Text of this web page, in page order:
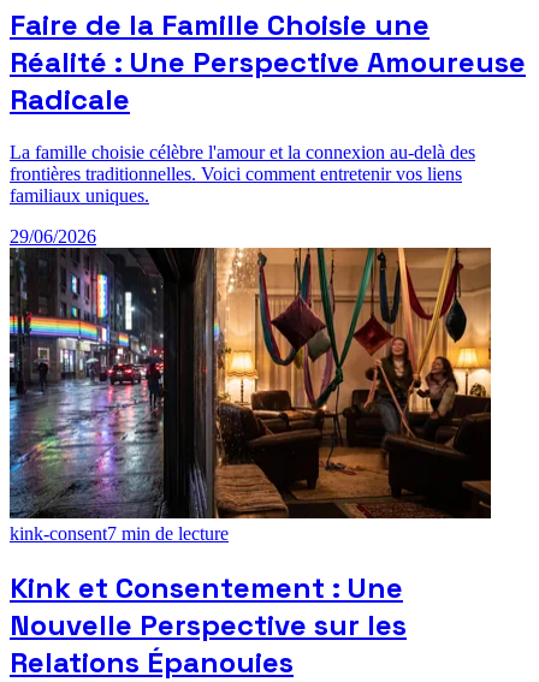
Faire de la Famille Choisie une
Réalité : Une Perspective Amoureuse
Radicale
La famille choisie célèbre l'amour et la connexion au-delà des
frontières traditionnelles. Voici comment entretenir vos liens
familiaux uniques.
29/06/2026
kink-consent7 min de lecture
Kink et Consentement : Une
Nouvelle Perspective sur les
Relations Épanouies